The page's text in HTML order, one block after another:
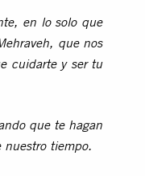
en lo solo que
que nos
cuidarte y ser tu
que te hagan
tiempo.